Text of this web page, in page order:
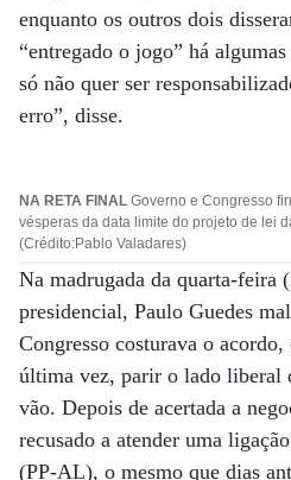
enquanto os outros dois
“entregado o jogo” há
só não quer ser
erro”, disse.
NA RETA FINAL Governo e Congresso
vésperas da data limite do projeto de lei
(Crédito:Pablo Valadares)
Na madrugada da quarta-feira
presidencial, Paulo Guedes
Congresso costurava o
última vez, parir o lado liberal
vão. Depois de acertada a
recusado a atender uma
(PP-AL), o mesmo que dias